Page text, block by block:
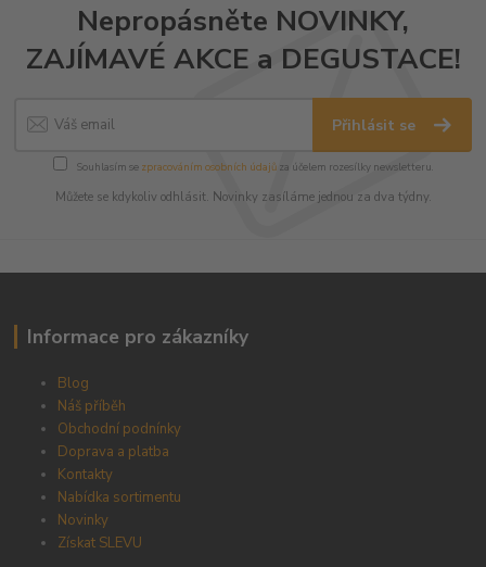
Nepropásněte NOVINKY,
ZAJÍMAVÉ AKCE a DEGUSTACE!
Přihlásit se
Souhlasím se zpracováním osobních údajůza účelem rozesílky newsletteru.
Můžete se kdykoliv odhlásit. Novinky zasíláme jednou za dva týdny.
Informace pro zákazníky
Blog
Náš příběh
Obchodní podnínky
Doprava a platba
Kontakty
Nabídka sortimentu
Novinky
Získat SLEVU